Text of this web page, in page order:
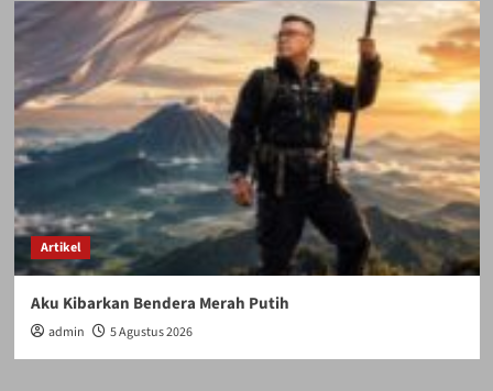
Artikel
Aku Kibarkan Bendera Merah Putih
admin 5 Agustus 2026